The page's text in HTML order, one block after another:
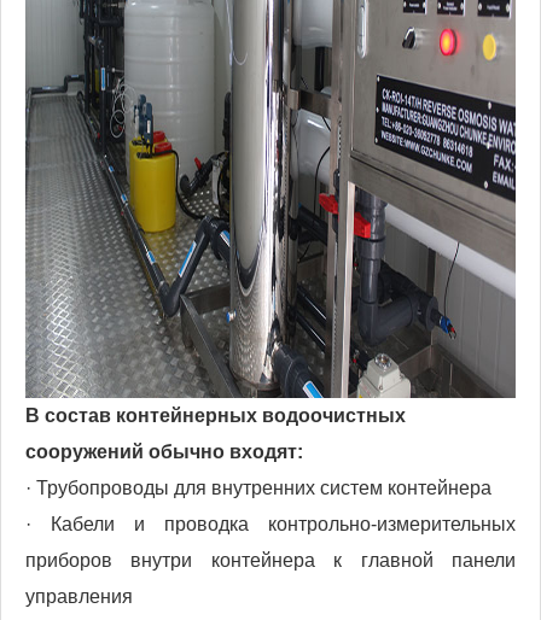
В состав контейнерных водоочистных
сооружений обычно входят:
· Трубопроводы для внутренних систем контейнера
· Кабели и проводка контрольно-измерительных
приборов внутри контейнера к главной панели
управления